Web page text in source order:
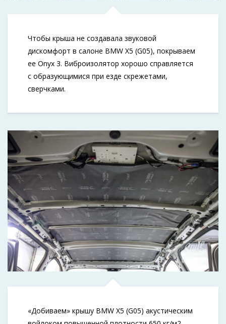
Чтобы крыша не создавала звуковой
дискомфорт в салоне BMW X5 (G05), покрываем
ее Onyx 3. Виброизолятор хорошо справляется
с образующимися при езде скрежетами,
сверчками.
«Добиваем» крышу BMW X5 (G05) акустическим